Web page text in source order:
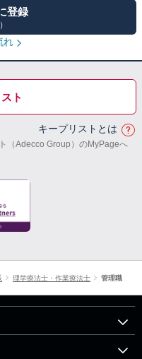
登録
れ
ト
キープリストとは
（Adecco Group）のMyPageへ
理学療法士・作業療法士 管理職